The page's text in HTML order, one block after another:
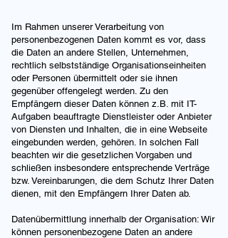
Im Rahmen unserer Verarbeitung von
personenbezogenen Daten kommt es vor, dass
die Daten an andere Stellen, Unternehmen,
rechtlich selbstständige Organisationseinheiten
oder Personen übermittelt oder sie ihnen
gegenüber offengelegt werden. Zu den
Empfängern dieser Daten können z.B. mit IT-
Aufgaben beauftragte Dienstleister oder Anbieter
von Diensten und Inhalten, die in eine Webseite
eingebunden werden, gehören. In solchen Fall
beachten wir die gesetzlichen Vorgaben und
schließen insbesondere entsprechende Verträge
bzw. Vereinbarungen, die dem Schutz Ihrer Daten
dienen, mit den Empfängern Ihrer Daten ab.
Datenübermittlung innerhalb der Organisation: Wir
können personenbezogene Daten an andere